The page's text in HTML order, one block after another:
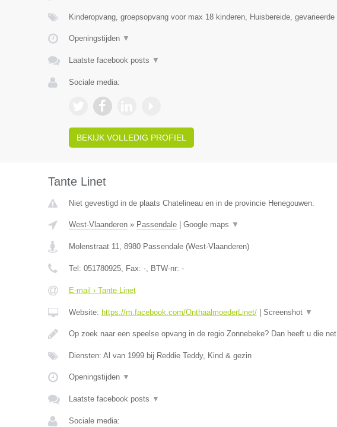
Kinderopvang, groepsopvang voor max 18 kinderen, Huisbereide, gevarieerde
Openingstijden ▼
Laatste facebook posts ▼
Sociale media:
BEKIJK VOLLEDIG PROFIEL
Tante Linet
Niet gevestigd in de plaats Chatelineau en in de provincie Henegouwen.
West-Vlaanderen» Passendale| Google maps ▼
Molenstraat 11, 8980 Passendale(West-Vlaanderen)
Tel: 051780925, Fax: -, BTW-nr: -
E-mail › Tante Linet
Website: https://m.facebook.com/OnthaalmoederLinet/| Screenshot ▼
Op zoek naar een speelse opvang in de regio Zonnebeke? Dan heeft u die net
Diensten: Al van 1999 bij Reddie Teddy, Kind & gezin
Openingstijden ▼
Laatste facebook posts ▼
Sociale media: